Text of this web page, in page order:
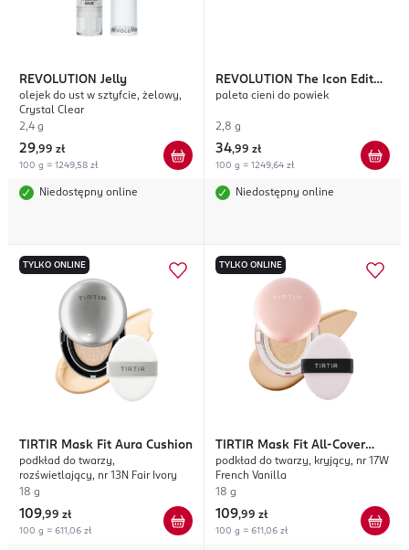
REVOLUTION Jelly
olejek do ust w sztyfcie, żelowy,
Crystal Clear
2,4 g
29,99 zł
100 g = 1249,58 zł
Niedostępny online
REVOLUTION The Icon Edit
Vibrant Brights
paleta cieni do powiek
2,8 g
34,99 zł
100 g = 1249,64 zł
Niedostępny online
TYLKO ONLINE
TIRTIR Mask Fit Aura Cushion
podkład do twarzy,
rozświetlający, nr 13N Fair Ivory
18 g
109,99 zł
100 g = 611,06 zł
TYLKO ONLINE
TIRTIR Mask Fit All-Cover
Cushion
podkład do twarzy, kryjący, nr 17W
French Vanilla
18 g
109,99 zł
100 g = 611,06 zł